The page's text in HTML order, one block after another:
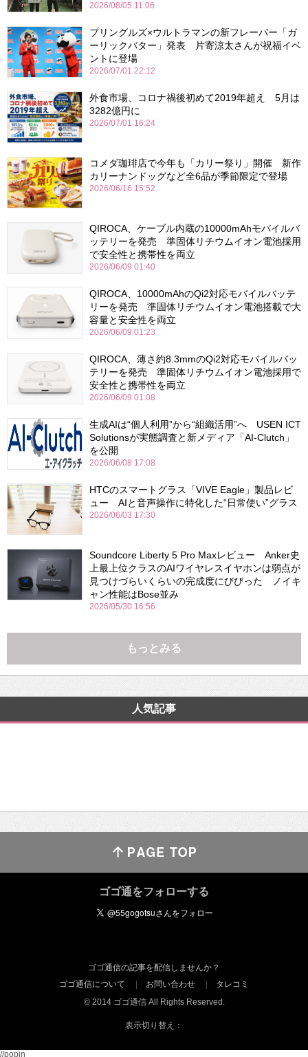
2026/08/05 11:06
プリングルズ×ウルトラマンの新フレーバー「ガ
ーリックバター」発表 片寄涼太さんが祝福イベ
ントに登場
2026/07/01 22:12
外食市場、コロナ禍後初めて2019年超え 5月は
3282億円に
2026/07/01 16:24
コメダ珈琲店で今年も「カリー祭り」開催 新作
カリーナンドッグなど全6品が季節限定で登場
2026/06/16 15:52
QIROCA、ケーブル内蔵の10000mAhモバイルバ
ッテリーを発売 準固体リチウムイオン電池採用
で安全性と携帯性を両立
2026/06/09 01:40
QIROCA、10000mAhのQi2対応モバイルバッテ
リーを発売 準固体リチウムイオン電池搭載で大
容量と安全性を両立
2026/06/09 01:23
QIROCA、薄さ約8.3mmのQi2対応モバイルバッ
テリーを発売 準固体リチウムイオン電池採用で
安全性と携帯性を両立
2026/06/09 01:08
生成AIは“個人利用”から“組織活用”へ USEN ICT
Solutionsが実態調査と新メディア「AI-Clutch」
を公開
2026/06/08 17:08
HTCのスマートグラス「VIVE Eagle」製品レビ
ュー AIと音声操作に特化した“日常使い”グラス
2026/06/03 17:30
Soundcore Liberty 5 Pro Maxレビュー Anker史
上最上位クラスのAIワイヤレスイヤホンは弱点が
見つけづらいくらいの完成度にびびった ノイキ
ャン性能はBose並み
2026/05/30 16:56
もっとみる
人気記事
ゴゴ通をフォローする
ゴゴ通信の記事を配信しませんか？
ゴゴ通信について
お問い合わせ
タレコミ
© 2014 ゴゴ通信 All Rights Reserved.
表示切り替え：
//popin